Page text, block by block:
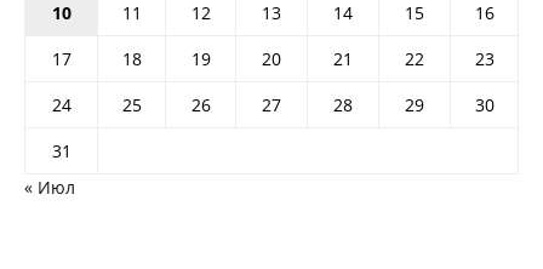
10
11 12 13 14 15
16
17
18 19 20 21 22
23
24
25 26 27 28 29
30
31
« Июл